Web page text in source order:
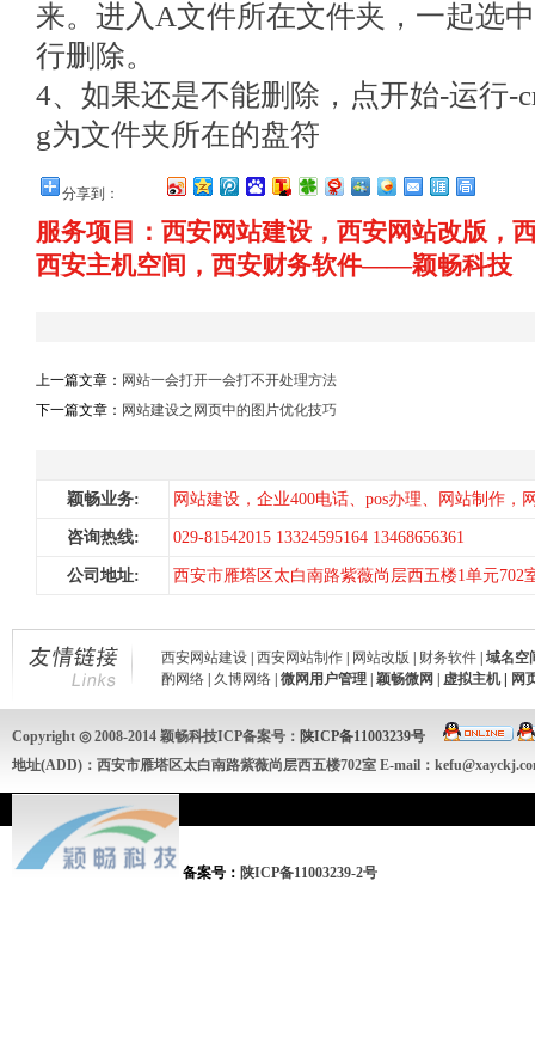
来。进入A文件所在文件夹，一起选
行删除。
4、如果还是不能删除，点开始-运行-
g为文件夹所在的盘符
分享到：
服务项目：西安网站建设，西安网站改版，
西安主机空间，西安财务软件——颖畅科技
上一篇文章： 网站一会打开一会打不开处理方法
下一篇文章： 网站建设之网页中的图片优化技巧
颖畅业务: 网站建设，企业400电话、pos办理、网站制作
咨询热线: 029-81542015 13324595164 13468656361
公司地址: 西安市雁塔区太白南路紫薇尚层西五楼1单元702
西安网站建设 西安网站制作 网站改版 财务软件 域名空
酌网络
久博网络 微网用户管理 颖畅微网 虚拟主机| 网
Copyright ◎ 2008-2014 颖畅科技ICP备案号： 陕ICP备11003239号
地址(ADD)：西安市雁塔区太白南路紫薇尚层西五楼702室 E-mail：
备案号： 陕ICP备11003239-2号